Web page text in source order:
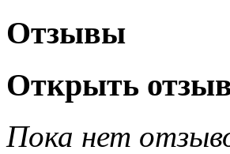
Отзывы
Открыть
Пока нет